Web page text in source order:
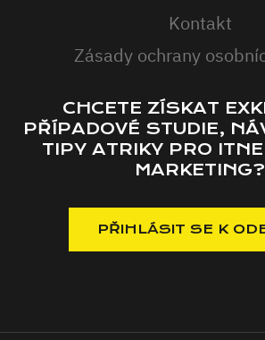
Kontakt
Zásady ochrany
CHCETE ZÍSKAT
PŘÍPADOVÉ STUDIE,
TIPY ATRIKY PRO
MARKETING?